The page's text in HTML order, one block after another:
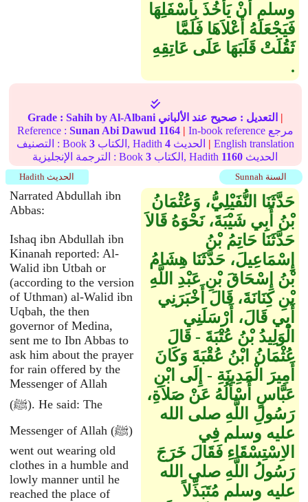
وسلم أَنْ يَأْخُذَ بِأَسْفَلِهَا
فَيَجْعَلَهُ أَعْلاَهَا فَلَمَّا
ثَقُلَتْ قَلَبَهَا عَلَى عَاتِقِهِ
‏.‏
Grade : Sahih by Al-Albani التعديل : صحيح عند الألباني
|
Reference : Sunan Abi Dawud 1164 | In-book reference مرجع
التصنيف : Book 3 الكتاب, Hadith 4 | English translation
الترجمة الإنجليزية : Book3 الكتاب, Hadith 1160 الحديث
Sunnah السنة Hadith الحديث
Narrated Abdullah ibn
Abbas:
Ishaq ibn Abdullah ibn
Kinanah reported: Al-
Walid ibn Utbah or
(according to the version
of Uthman) al-Walid ibn
Uqbah, the then
governor of Medina,
sent me to Ibn Abbas to
ask him about the prayer
for rain offered by the
Messenger of Allah
(ﷺ). He said: The
Messenger of Allah (ﷺ)
went out wearing old
clothes in a humble and
lowly manner until he
reached the place of
حَدَّثَنَا النُّفَيْلِيُّ، وَعُثْمَانُ
بْنُ أَبِي شَيْبَةَ، نَحْوَهُ قَالاَ
حَدَّثَنَا حَاتِمُ بْنُ
إِسْمَاعِيلَ، حَدَّثَنَا هِشَامُ
بْنُ إِسْحَاقَ بْنِ عَبْدِ اللَّهِ
بْنِ كِنَانَةَ، قَالَ أَخْبَرَنِي
أَبِي قَالَ، أَرْسَلَنِي
الْوَلِيدُ بْنُ عُتْبَةَ - قَالَ
عُثْمَانُ ابْنُ عُقْبَةَ وَكَانَ
أَمِيرَ الْمَدِينَةِ - إِلَى ابْنِ
عَبَّاسٍ أَسْأَلُهُ عَنْ صَلاَةِ،
رَسُولِ اللَّهِ صلى الله
عليه وسلم فِي
الاِسْتِسْقَاءِ فَقَالَ خَرَجَ
رَسُولُ اللَّهِ صلى الله
عليه وسلم مُتَبَذِّلاً